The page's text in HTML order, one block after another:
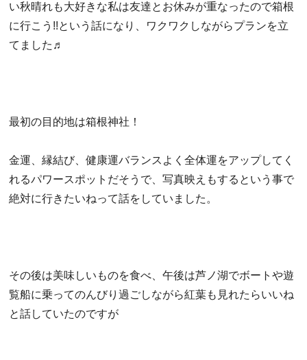
い秋晴れも大好きな私は友達とお休みが重なったので箱根
に行こう!!という話になり、ワクワクしながらプランを立
てました♬
最初の目的地は箱根神社！
金運、縁結び、健康運バランスよく全体運をアップしてく
れるパワースポットだそうで、写真映えもするという事で
絶対に行きたいねって話をしていました。
その後は美味しいものを食べ、午後は芦ノ湖でボートや遊
覧船に乗ってのんびり過ごしながら紅葉も見れたらいいね
と話していたのですが